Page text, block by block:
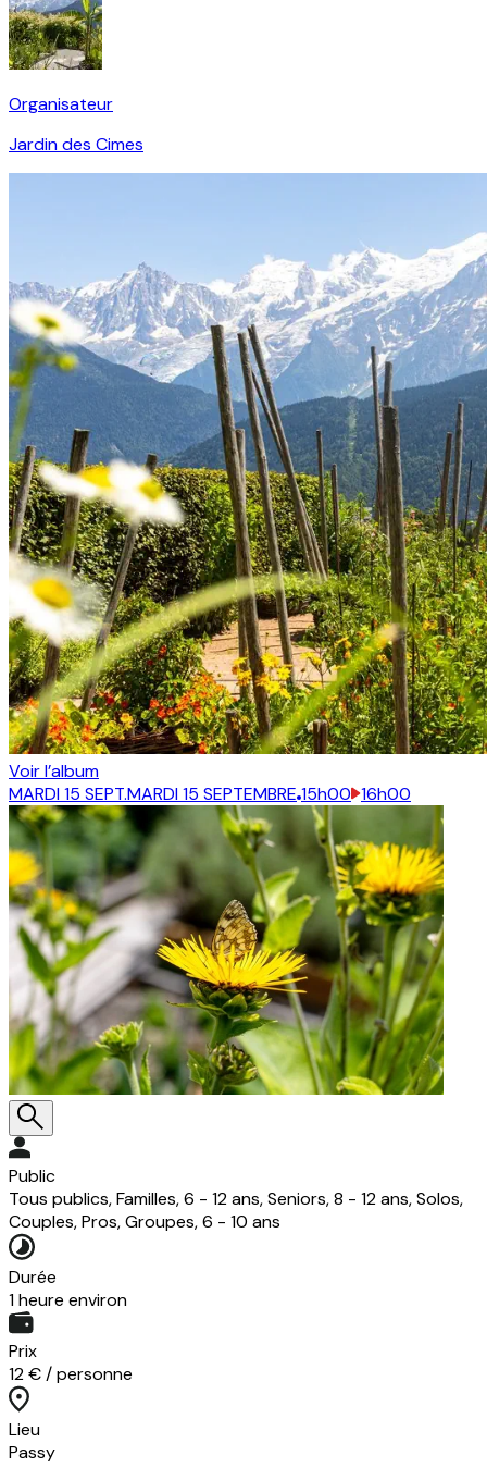
Organisateur
Jardin des Cimes
Voir l’album
MARDI 15 SEPT.MARDI 15 SEPTEMBRE 15h00 16h00
Public
Tous publics, Familles, 6 - 12 ans, Seniors, 8 - 12 ans, Solos,
Couples, Pros, Groupes, 6 - 10 ans
Durée
1 heure environ
Prix
12 € / personne
Lieu
Passy